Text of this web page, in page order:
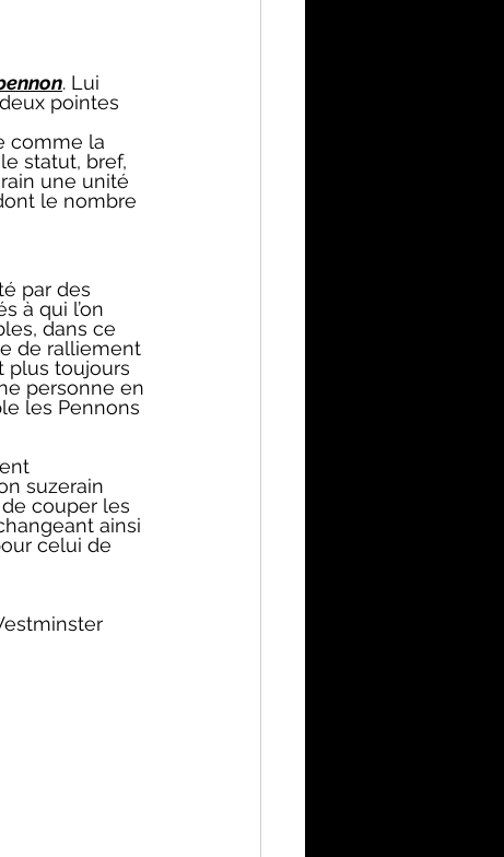
. Lui
pointes
comme la
statut, bref,
une unité
le nombre
par des
à qui l’on
dans ce
de ralliement
plus toujours
personne en
les Pennons
suzerain
couper les
ainsi
celui de